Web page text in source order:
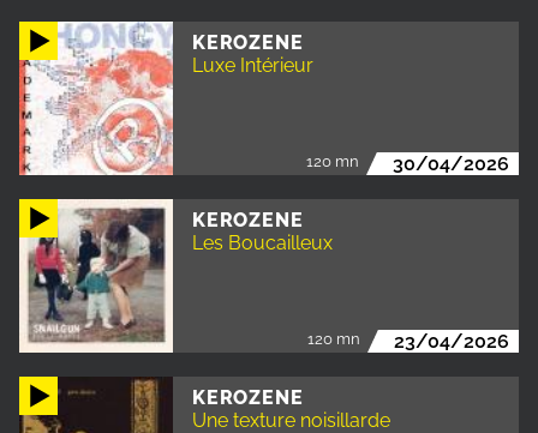
KEROZENE
Luxe Intérieur
120 mn 30/04/2026
KEROZENE
Les Boucailleux
120 mn 23/04/2026
KEROZENE
Une texture noisillarde